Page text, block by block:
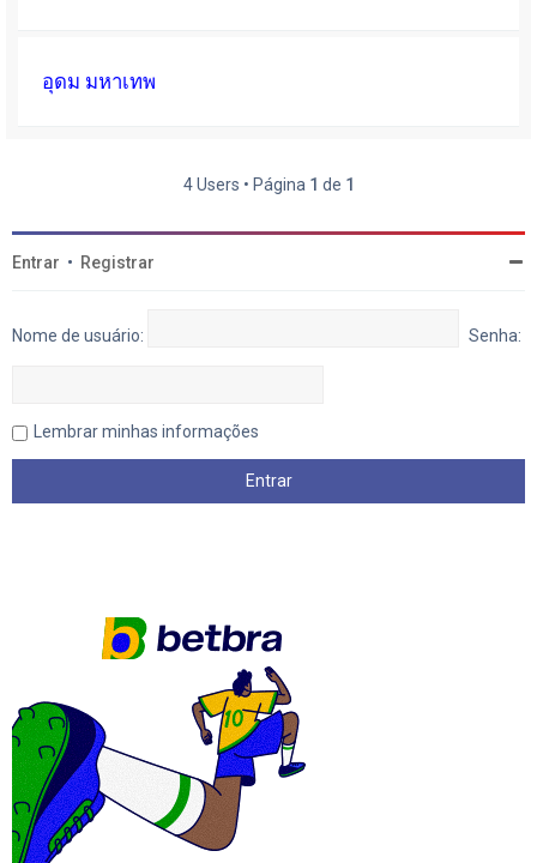
อุดม มหาเทพ
4 Users • Página 1 de 1
Entrar • Registrar
Nome de usuário: Senha:
Lembrar minhas informações